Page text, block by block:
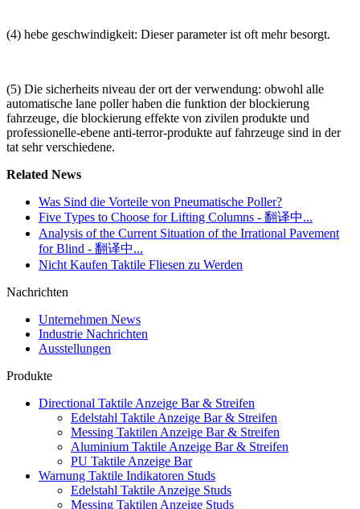
(4) hebe geschwindigkeit: Dieser parameter ist oft mehr besorgt.
(5) Die sicherheits niveau der ort der verwendung: obwohl alle
automatische lane poller haben die funktion der blockierung
fahrzeuge, die blockierung effekte von zivilen produkte und
professionelle-ebene anti-terror-produkte auf fahrzeuge sind in der
tat sehr verschiedene.
Related News
Was Sind die Vorteile von Pneumatische Poller?
Five Types to Choose for Lifting Columns - 翻译中...
Analysis of the Current Situation of the Irrational Pavement
for Blind - 翻译中...
Nicht Kaufen Taktile Fliesen zu Werden
Nachrichten
Unternehmen News
Industrie Nachrichten
Ausstellungen
Produkte
Directional Taktile Anzeige Bar & Streifen
Edelstahl Taktile Anzeige Bar & Streifen
Messing Taktilen Anzeige Bar & Streifen
Aluminium Taktile Anzeige Bar & Streifen
PU Taktile Anzeige Bar
Warnung Taktile Indikatoren Studs
Edelstahl Taktile Anzeige Studs
Messing Taktilen Anzeige Studs